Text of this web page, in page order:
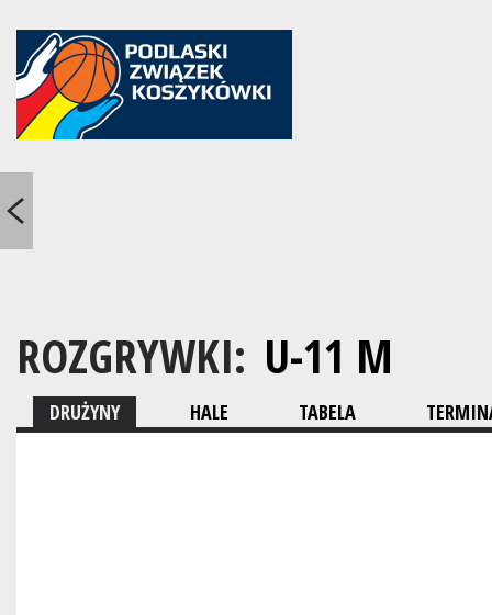
ROZGRYWKI: U-11 M
DRUŻYNY HALE TABELA